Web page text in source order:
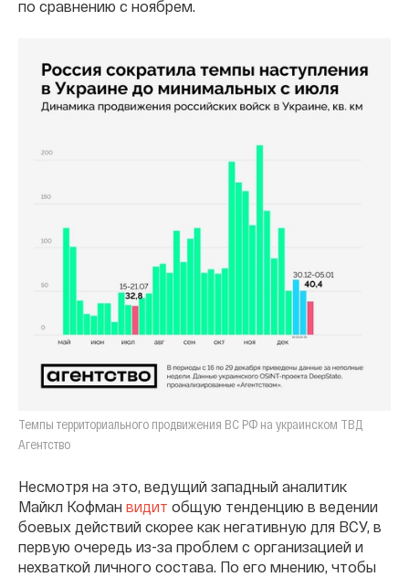
по сравнению с ноябрем.
Темпы территориального продвижения ВС РФ на украинском ТВД
Агентство
Несмотря на это, ведущий западный аналитик
Майкл Кофман видит общую тенденцию в ведении
боевых действий скорее как негативную для ВСУ, в
первую очередь из-за проблем с организацией и
нехваткой личного состава. По его мнению, чтобы